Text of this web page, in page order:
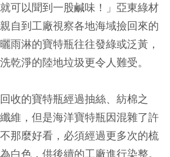
可以聞到一股鹹味！」亞東綠材
自到工廠視察各地海域撿回來的
雨淋的寶特瓶往往發綠或泛黃，
乾淨的陸地垃圾更令人難受。
收的寶特瓶經過抽絲、紡棉之
維，但是海洋寶特瓶因混雜了許
那麼好看，必須經過更多次的梳
白色，供後續的工廠進行染整。